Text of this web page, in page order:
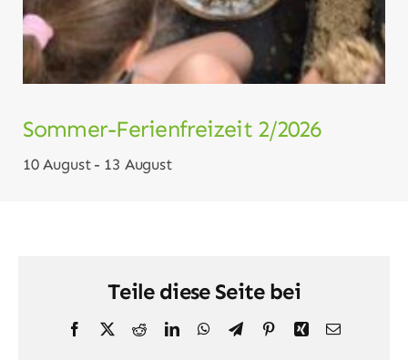
Sommer-Ferienfreizeit 2/2026
10 August - 13 August
Teile diese Seite bei
Facebook
X RedditLinkedInWhatsAppTelegramPinterestXing E-